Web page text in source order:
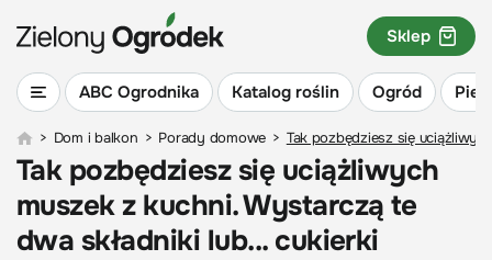
ABC Ogrodnika Katalog roślin Ogród
Sklep
> Dom i balkon > Porady domowe > Tak pozbędziesz się
Tak pozbędziesz się uciążliwych
muszek z kuchni. Wystarczą te
dwa składniki lub... cukierki